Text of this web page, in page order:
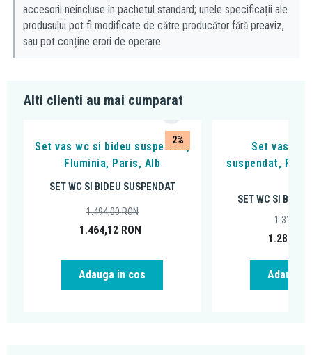
accesorii neincluse în pachetul standard; unele specificații ale
produsului pot fi modificate de către producător fără preaviz,
sau pot conține erori de operare
Alti clienti au mai cumparat
2%
Set vas wc si bideu suspendat,
Fluminia, Paris, Alb
SET WC SI BIDEU SUSPENDAT
1.464,12 RON
1.494,00RON
Adauga in cos
Set vas
suspendat,
SET WC SI
1.287,72
1.314,00
Adauga